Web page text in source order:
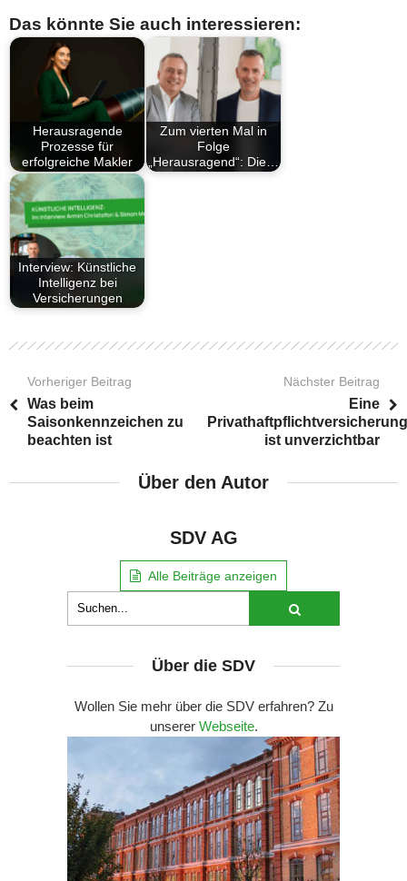
Das könnte Sie auch interessieren:
Herausragende
Prozesse für
erfolgreiche Makler
Zum vierten Mal in
Folge
„Herausragend“: Die…
Interview: Künstliche
Intelligenz bei
Versicherungen
Vorheriger Beitrag
Was beim
Saisonkennzeichen zu
beachten ist
Nächster Beitrag
Eine
Privathaftpflichtversicherung
ist unverzichtbar
Über den Autor
SDV AG
Alle Beiträge anzeigen
Über die SDV
Wollen Sie mehr über die SDV erfahren? Zu
unserer Webseite.